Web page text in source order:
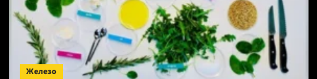
—
теперь
ней
ушёл
создатель
Железо